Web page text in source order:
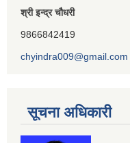
श्री इन्द्र चौधरी
9866842419
chyindra009@gmail.com
सूचना अधिकारी